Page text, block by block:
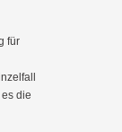
für
die